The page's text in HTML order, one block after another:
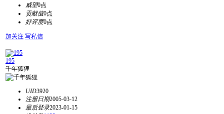
威望0点
贡献值0点
好评度0点
加关注 写私信
195
千年狐狸
UID3920
注册日期2005-03-12
最后登录2023-01-15